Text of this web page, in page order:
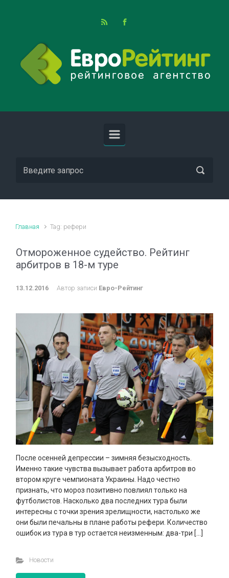
Главная Tag: рефери
Отмороженное судейство. Рейтинг
арбитров в 18-м туре
13.12.2016 Автор записи Евро-Рейтинг
После осенней депрессии – зимняя безысходность.
Именно такие чувства вызывает работа арбитров во
втором круге чемпионата Украины. Надо честно
признать, что мороз позитивно повлиял только на
футболистов. Насколько два последних тура были
интересны с точки зрения зрелищности, настолько же
они были печальны в плане работы рефери. Количество
ошибок из тура в тур остается неизменным: два-три […]
Новости